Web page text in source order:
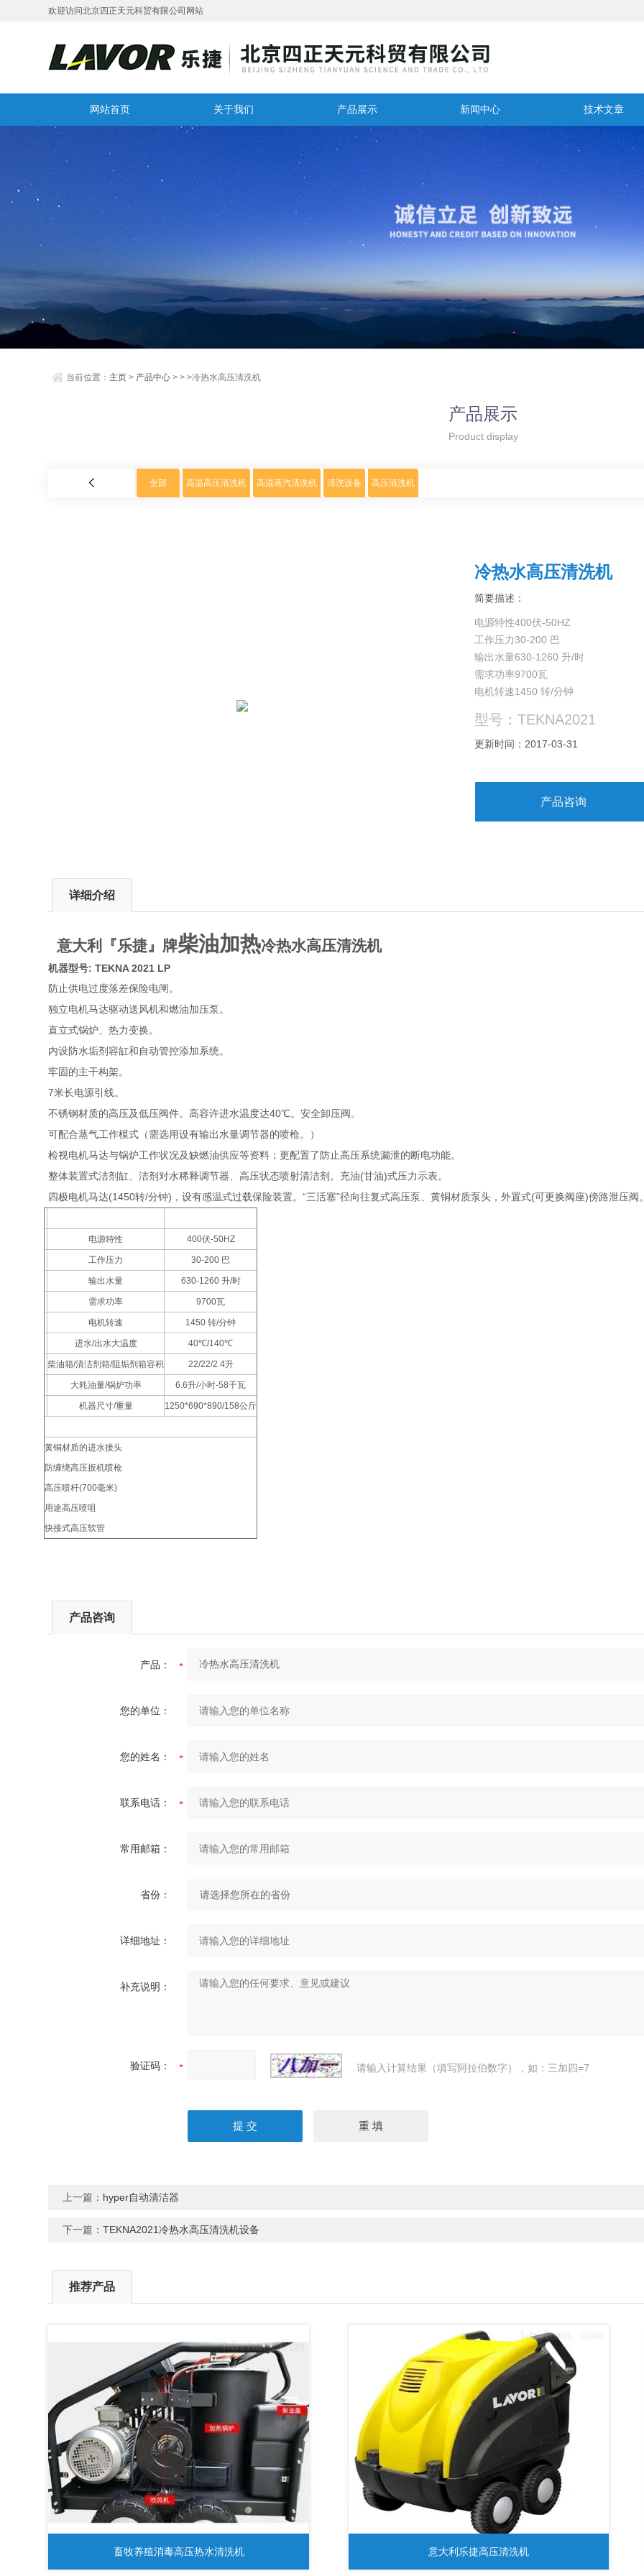
欢迎访问北京四正天元科贸有限公司网站
网站首页 关于我们 产品展示 新闻中心 技术文章
当前位置： 主页 > 产品中心 > > >冷热水高压清洗机
产品展示
Product display
全部 高温高压清洗机 高温蒸汽清洗机 清洗设备 高压清洗机
冷热水高压清洗机
简要描述：
电源特性400伏-50HZ
工作压力30-200 巴
输出水量630-1260 升/时
需求功率9700瓦
电机转速1450 转/分钟
柴油箱/清洁剂箱/阻垢剂箱容积22/22/
大耗油量/锅炉功率6.6升/小时-58千瓦
型号：TEKNA2021
更新时间：2017-03-31
产品咨询
详细介绍
意大利『乐捷』牌柴油加热冷热水高压清洗机
机器型号: TEKNA 2021 LP
防止供电过度落差保险电闸。
独立电机马达驱动送风机和燃油加压泵。
直立式锅炉、热力变换。
内设防水垢剂容缸和自动管控添加系统。
牢固的主干构架。
7米长电源引线。
不锈钢材质的高压及低压阀件。高容许进水温度达40℃。安全卸压阀。
可配合蒸气工作模式（需选用设有输出水量调节器的喷枪。）
检视电机马达与锅炉工作状况及缺燃油供应等资料；更配置了防止高压系统漏泄的断电功能。
整体装置式洁剂缸、洁剂对水稀释调节器、高压状态喷射清洁剂。充油(甘油)式压力示表。
四极电机马达(1450转/分钟) ，设有感温式过载保险装置。“三活塞”径向往复式高压泵、黄铜材质泵头，外置式(可更换阀座)傍路泄压阀。
电源特性 400伏-50HZ
工作压力 30-200 巴
输出水量 630-1260 升/时
需求功率 9700瓦
电机转速 1450转/分钟
进水/出水大温度 40℃/140℃
柴油箱/清洁剂箱/阻垢剂箱容积 22/22/2.4升
大耗油量/锅炉功率 6.6升/小时-58千瓦
机器尺寸/重量 1250*690*890/158公斤
黄铜材质的进水接头
防缠绕高压扳机喷枪
高压喷杆(700毫米)
用途高压喷咀
快接式高压软管
产品咨询
产品：
您的单位：
您的姓名：
联系电话：
常用邮箱：
省份：
详细地址：
补充说明：
验证码： 请输入计算结果（填写阿拉伯数字），如：三加四=7
上一篇： hyper自动清洁器
下一篇：TEKNA2021冷热水高压清洗机设备
推荐产品
畜牧养殖消毒高压热水清洗机 意大利乐捷高压清洗机